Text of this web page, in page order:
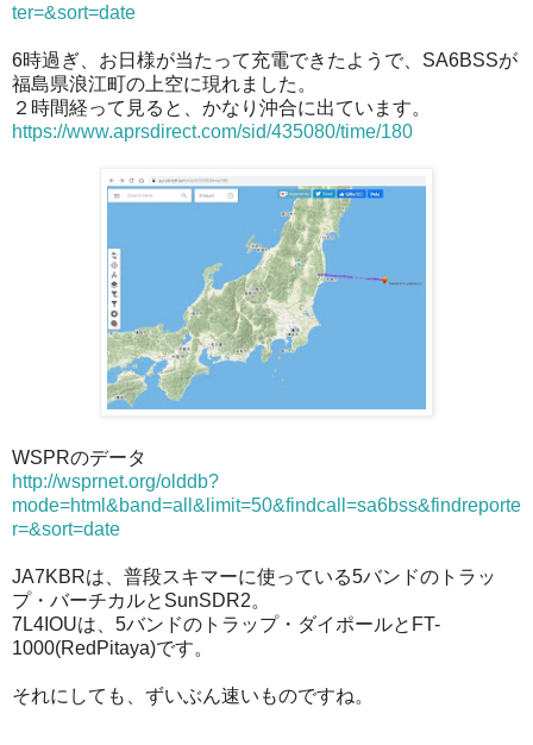
ter=&sort=date
6時過ぎ、お日様が当たって充電できたようで、SA6BSSが
福島県浪江町の上空に現れました。
２時間経って見ると、かなり沖合に出ています。
https://www.aprsdirect.com/sid/435080/time/180
WSPRのデータ
http://wsprnet.org/olddb?
mode=html&band=all&limit=50&findcall=sa6bss&findreporte
r=&sort=date
JA7KBRは、普段スキマーに使っている5バンドのトラッ
プ・バーチカルとSunSDR2。
7L4IOUは、5バンドのトラップ・ダイポールとFT-
1000(RedPitaya)です。
それにしても、ずいぶん速いものですね。